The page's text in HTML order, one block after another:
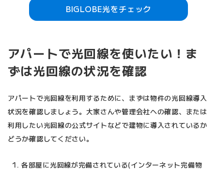
BIGLOBE光をチェック
アパートで光回線を使いたい！ま
ずは光回線の状況を確認
アパートで光回線を利用するために、まずは物件の光回線導入
状況を確認しましょう。大家さんや管理会社への確認、または
利用したい光回線の公式サイトなどで建物に導入されているか
どうか確認してください。
各部屋に光回線が完備されている(インターネット完備物